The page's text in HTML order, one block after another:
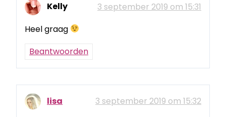
Kelly
3 september 2019 om 15:31
Heel graag
Beantwoorden
lisa
3 september 2019 om 15:32